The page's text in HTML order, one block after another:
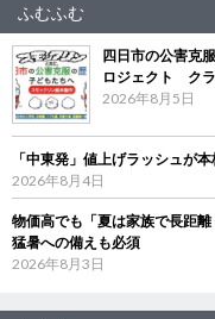
ふむふむ
四日市の公害克
ロジェクト ク
2026年8月5日
「中東発」値上げラッシュが
2026年8月4日
物価高でも「夏は家族で長距
猛暑への備えも必須
2026年8月3日